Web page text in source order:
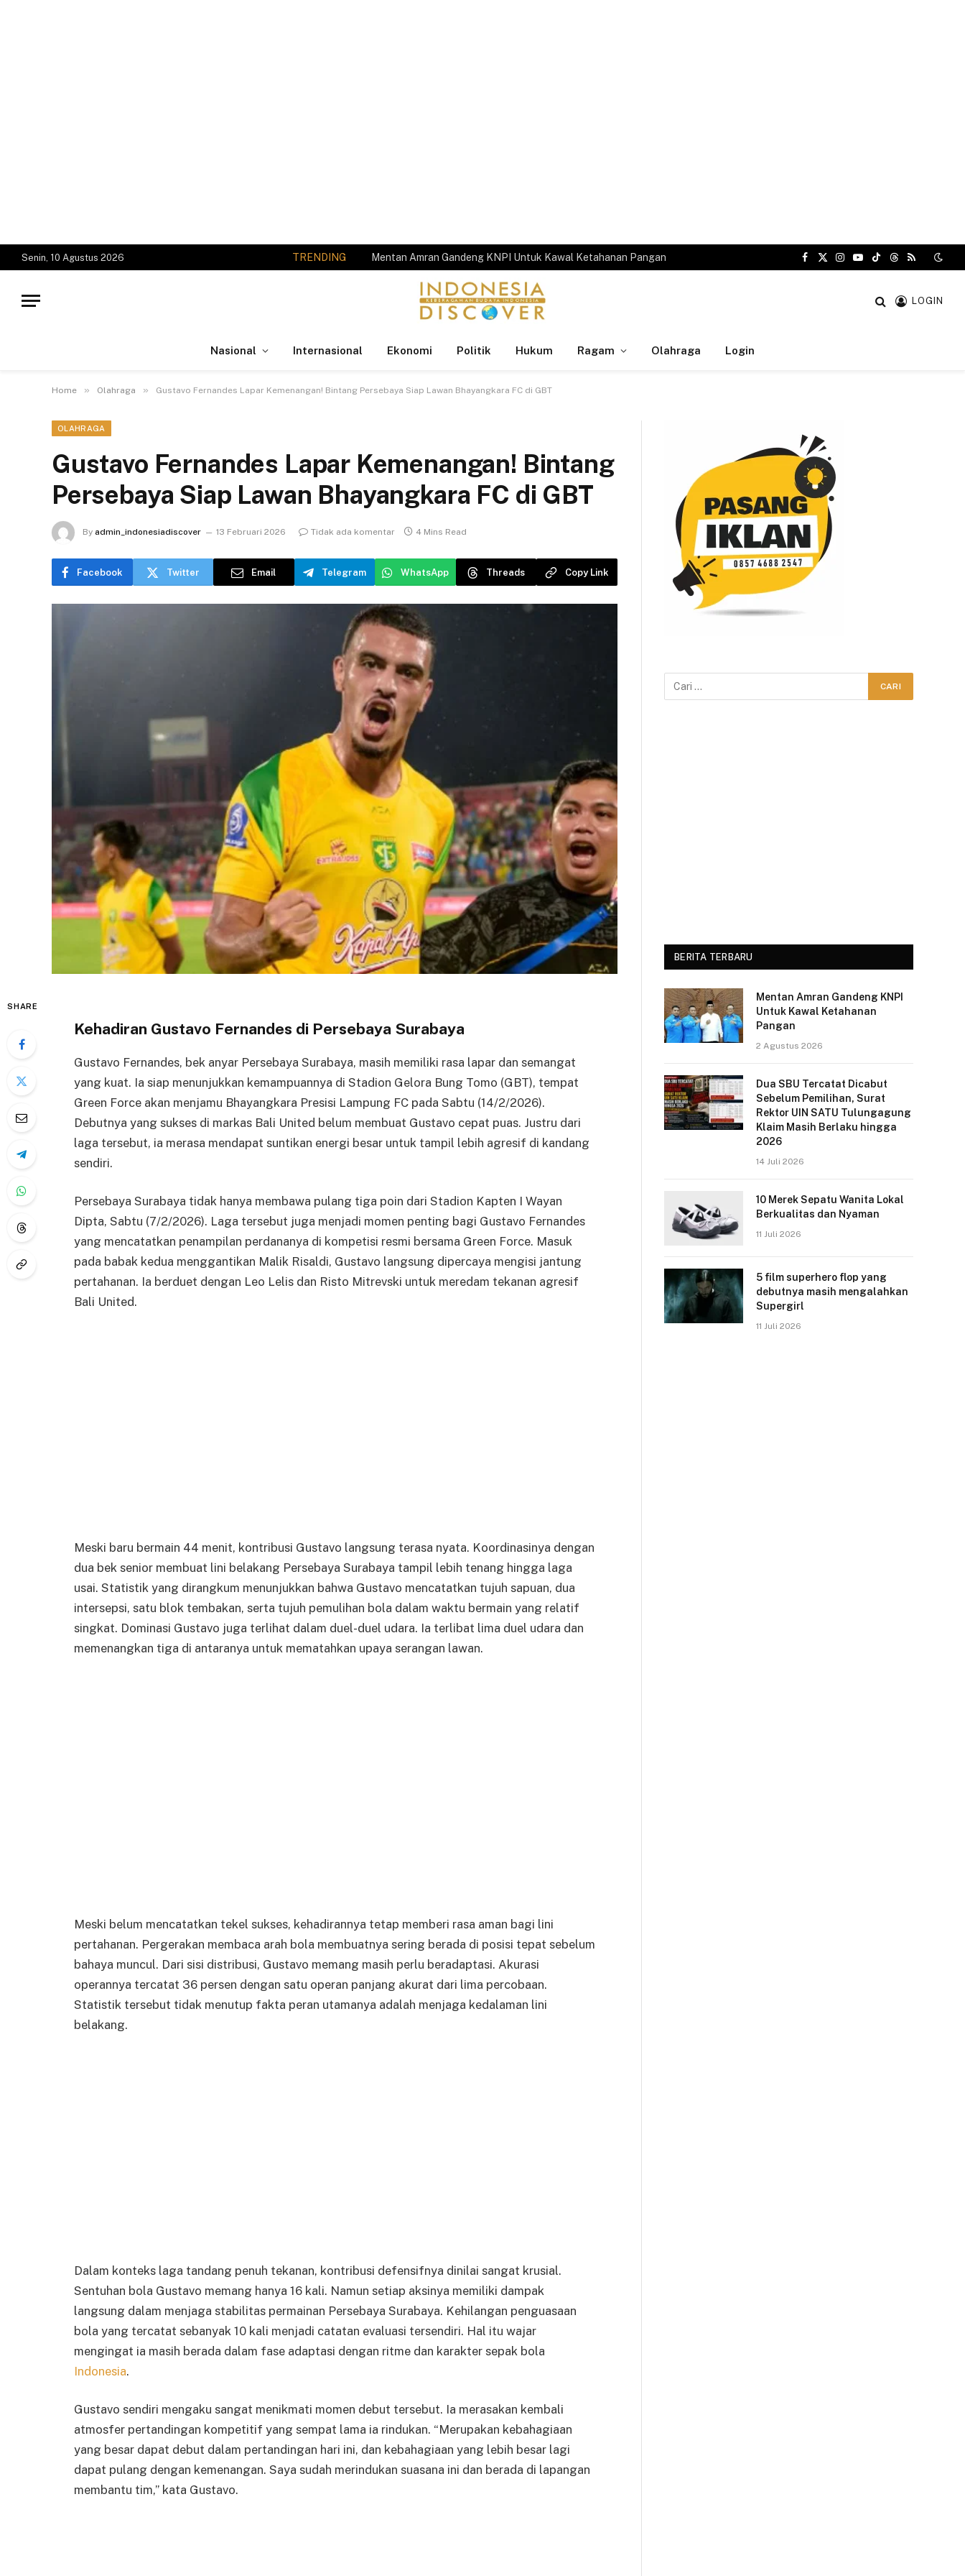
Senin, 10 Agustus 2026 TRENDING Mentan Amran Gandeng KNPI Untuk Kawal Ketahanan Pangan
Facebook
X
Instagram
YouTube
TikTokThreads
RSS
LOGIN
Nasional Internasional Ekonomi Politik Hukum Ragam Olahraga Login
Home » Olahraga » Gustavo Fernandes Lapar Kemenangan! Bintang Persebaya Siap Lawan Bhayangkara FC di GBT
OLAHRAGA
Gustavo Fernandes Lapar Kemenangan! Bintang
Persebaya Siap Lawan Bhayangkara FC di GBT
By admin_indonesiadiscover 13 Februari 2026 Tidak ada komentar 4 Mins Read
Facebook Twitter Email Telegram WhatsApp Threads Copy Link
SHARE
Kehadiran Gustavo Fernandes di Persebaya Surabaya
Gustavo Fernandes, bek anyar Persebaya Surabaya, masih memiliki rasa lapar dan semangat
yang kuat. Ia siap menunjukkan kemampuannya di Stadion Gelora Bung Tomo (GBT), tempat
Green Force akan menjamu Bhayangkara Presisi Lampung FC pada Sabtu (14/2/2026).
Debutnya yang sukses di markas Bali United belum membuat Gustavo cepat puas. Justru dari
laga tersebut, ia merasa mendapat suntikan energi besar untuk tampil lebih agresif di kandang
sendiri.
Persebaya Surabaya tidak hanya membawa pulang tiga poin dari Stadion Kapten I Wayan
Dipta, Sabtu (7/2/2026). Laga tersebut juga menjadi momen penting bagi Gustavo Fernandes
yang mencatatkan penampilan perdananya di kompetisi resmi bersama Green Force. Masuk
pada babak kedua menggantikan Malik Risaldi, Gustavo langsung dipercaya mengisi jantung
pertahanan. Ia berduet dengan Leo Lelis dan Risto Mitrevski untuk meredam tekanan agresif
Bali United.
Meski baru bermain 44 menit, kontribusi Gustavo langsung terasa nyata. Koordinasinya dengan
dua bek senior membuat lini belakang Persebaya Surabaya tampil lebih tenang hingga laga
usai. Statistik yang dirangkum menunjukkan bahwa Gustavo mencatatkan tujuh sapuan, dua
intersepsi, satu blok tembakan, serta tujuh pemulihan bola dalam waktu bermain yang relatif
singkat. Dominasi Gustavo juga terlihat dalam duel-duel udara. Ia terlibat lima duel udara dan
memenangkan tiga di antaranya untuk mematahkan upaya serangan lawan.
Meski belum mencatatkan tekel sukses, kehadirannya tetap memberi rasa aman bagi lini
pertahanan. Pergerakan membaca arah bola membuatnya sering berada di posisi tepat sebelum
bahaya muncul. Dari sisi distribusi, Gustavo memang masih perlu beradaptasi. Akurasi
operannya tercatat 36 persen dengan satu operan panjang akurat dari lima percobaan.
Statistik tersebut tidak menutup fakta peran utamanya adalah menjaga kedalaman lini
belakang.
Dalam konteks laga tandang penuh tekanan, kontribusi defensifnya dinilai sangat krusial.
Sentuhan bola Gustavo memang hanya 16 kali. Namun setiap aksinya memiliki dampak
langsung dalam menjaga stabilitas permainan Persebaya Surabaya. Kehilangan penguasaan
bola yang tercatat sebanyak 10 kali menjadi catatan evaluasi tersendiri. Hal itu wajar
mengingat ia masih berada dalam fase adaptasi dengan ritme dan karakter sepak bola
Indonesia.
Gustavo sendiri mengaku sangat menikmati momen debut tersebut. Ia merasakan kembali
atmosfer pertandingan kompetitif yang sempat lama ia rindukan. “Merupakan kebahagiaan
yang besar dapat debut dalam pertandingan hari ini, dan kebahagiaan yang lebih besar lagi
dapat pulang dengan kemenangan. Saya sudah merindukan suasana ini dan berada di lapangan
membantu tim,” kata Gustavo.
BERITA TERBARU
Mentan Amran Gandeng KNPI
Untuk Kawal Ketahanan
Pangan
2 Agustus 2026
Dua SBU Tercatat Dicabut
Sebelum Pemilihan, Surat
Rektor UIN SATU Tulungagung
Klaim Masih Berlaku hingga
2026
14 Juli 2026
10 Merek Sepatu Wanita Lokal
Berkualitas dan Nyaman
11 Juli 2026
5 film superhero flop yang
debutnya masih mengalahkan
Supergirl
11 Juli 2026